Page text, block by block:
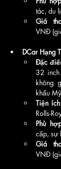
tác, du
Giá
VNĐ
DCar Hạng
Đặc
32
không
khẩu
Tiện ích
Rolls-
Phù
cấp, sự
Giá
VNĐ